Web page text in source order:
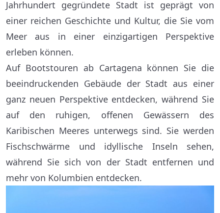
Jahrhundert gegründete Stadt ist geprägt von
einer reichen Geschichte und Kultur, die Sie vom
Meer aus in einer einzigartigen Perspektive
erleben können.
Auf Bootstouren ab Cartagena können Sie die
beeindruckenden Gebäude der Stadt aus einer
ganz neuen Perspektive entdecken, während Sie
auf den ruhigen, offenen Gewässern des
Karibischen Meeres unterwegs sind. Sie werden
Fischschwärme und idyllische Inseln sehen,
während Sie sich von der Stadt entfernen und
mehr von Kolumbien entdecken.